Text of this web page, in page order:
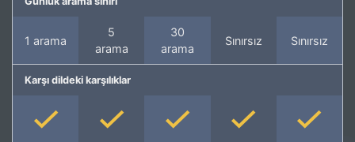
1 arama
5
arama
30
arama
Sınırsız Sınırsız
Karşı dildeki karşılıklar